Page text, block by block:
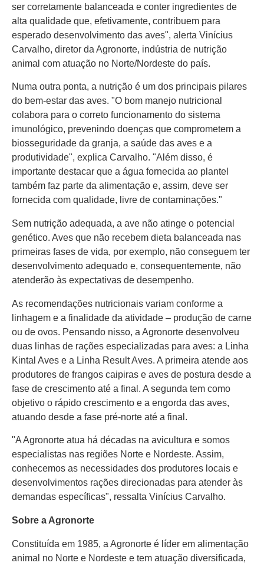
ser corretamente balanceada e conter ingredientes de
alta qualidade que, efetivamente, contribuem para
esperado desenvolvimento das aves", alerta Vinícius
Carvalho, diretor da Agronorte, indústria de nutrição
animal com atuação no Norte/Nordeste do país.
Numa outra ponta, a nutrição é um dos principais pilares
do bem-estar das aves. "O bom manejo nutricional
colabora para o correto funcionamento do sistema
imunológico, prevenindo doenças que comprometem a
biosseguridade da granja, a saúde das aves e a
produtividade", explica Carvalho. "Além disso, é
importante destacar que a água fornecida ao plantel
também faz parte da alimentação e, assim, deve ser
fornecida com qualidade, livre de contaminações."
Sem nutrição adequada, a ave não atinge o potencial
genético. Aves que não recebem dieta balanceada nas
primeiras fases de vida, por exemplo, não conseguem ter
desenvolvimento adequado e, consequentemente, não
atenderão às expectativas de desempenho.
As recomendações nutricionais variam conforme a
linhagem e a finalidade da atividade – produção de carne
ou de ovos. Pensando nisso, a Agronorte desenvolveu
duas linhas de rações especializadas para aves: a Linha
Kintal Aves e a Linha Result Aves. A primeira atende aos
produtores de frangos caipiras e aves de postura desde a
fase de crescimento até a final. A segunda tem como
objetivo o rápido crescimento e a engorda das aves,
atuando desde a fase pré-norte até a final.
"A Agronorte atua há décadas na avicultura e somos
especialistas nas regiões Norte e Nordeste. Assim,
conhecemos as necessidades dos produtores locais e
desenvolvimentos rações direcionadas para atender às
demandas específicas", ressalta Vinícius Carvalho.
Sobre a Agronorte
Constituída em 1985, a Agronorte é líder em alimentação
animal no Norte e Nordeste e tem atuação diversificada,